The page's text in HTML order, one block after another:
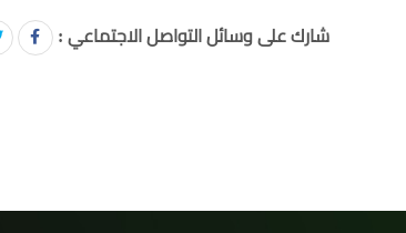
شارك على وسائل التواصل الاجتماعي :